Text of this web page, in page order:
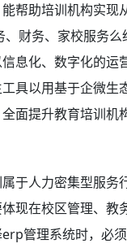
帮助培训机构实现
、财务、家校服务
息化、数字化的运
具以用基于企微生
面提升教育培训机
于人力密集型服务
现在校区管理、教
管理系统时，必